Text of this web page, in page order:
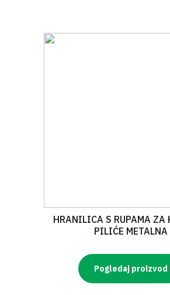
HRANILICA S RUPAMA ZA
PILIĆE METALNA
Pogledaj proizvod